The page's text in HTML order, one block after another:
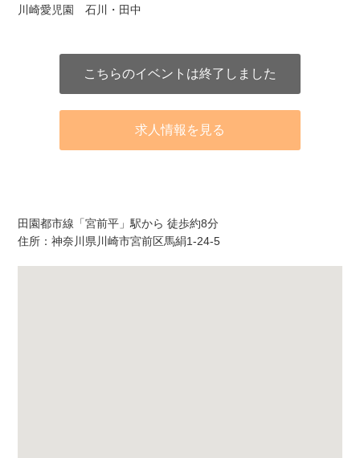
川崎愛児園 石川・田中
こちらのイベントは終了しました
求人情報を見る
田園都市線「宮前平」駅から 徒歩約8分
住所：神奈川県川崎市宮前区馬絹1-24-5